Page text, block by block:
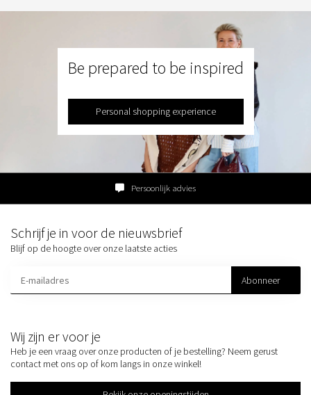
Be prepared to be inspired
Personal shopping experience
Persoonlijk advies
Wij zijn er voor je
Heb je een vraag over onze producten of je bestelling? Neem gerust
contact met ons op of kom langs in onze winkel!
Schrijf je in voor de nieuwsbrief
Blijf op de hoogte over onze laatste acties
Abonneer